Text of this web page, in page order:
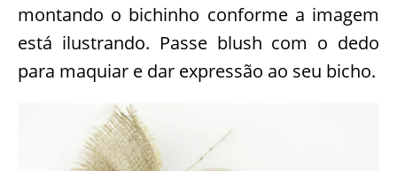
montando o bichinho conforme a imagem
está ilustrando. Passe blush com o dedo
para maquiar e dar expressão ao seu bicho.